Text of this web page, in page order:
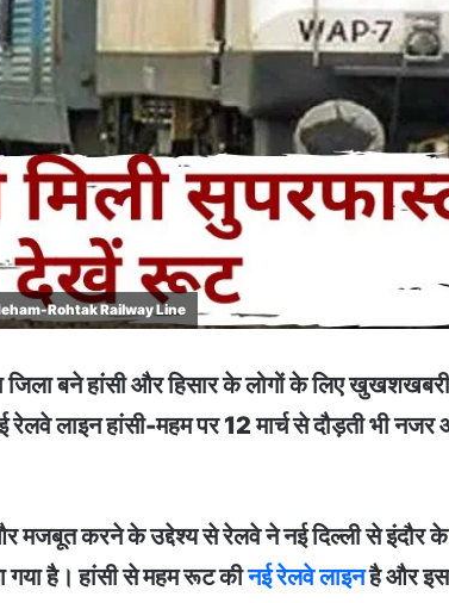
Rohtak Railway Line
बने हांसी और हिसार के लोगों के लिए
रेलवे लाइन हांसी-महम पर 12 मार्च से दौड़ती भी
और मजबूत करने के उद्देश्य से रेलवे ने नई दिल्ली से
गया है। हांसी से महम रूट कीनई रेलवे लाइनहै और इस